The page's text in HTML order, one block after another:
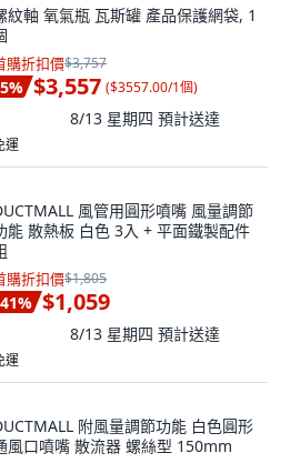
紋軸 氧氣瓶 瓦斯罐 產品保護網袋, 1
購折扣價$3,757
5% $3,557 ($3557.00/1個)
8/13 星期四 預計送達
運
風管用圓形噴嘴 風量調節
能 散熱板 白色 3入 + 平面鐵製配件
購折扣價$1,805
41% $1,059
8/13 星期四 預計送達
運
附風量調節功能 白色圓形
風口噴嘴 散流器 螺絲型 150mm